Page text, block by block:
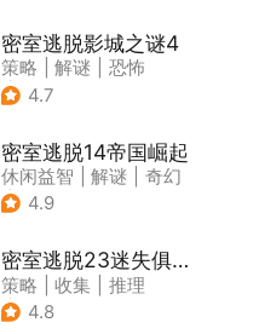
密室逃脱影城之谜4
策略 解谜
恐怖
| 密室逃脱
4.7
密室逃脱14帝国崛起
休闲益智 解谜
奇幻
| 密室逃脱
4.9
密室逃脱23迷失俱乐部
策略 收集
推理
| 密室逃脱
4.8